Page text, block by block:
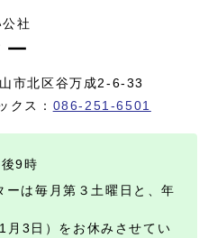
社
市北区谷万成2-6-33
クス： 086-251-6501
9時
ーは毎月第３土曜日と、年
月3日）をお休みさせてい